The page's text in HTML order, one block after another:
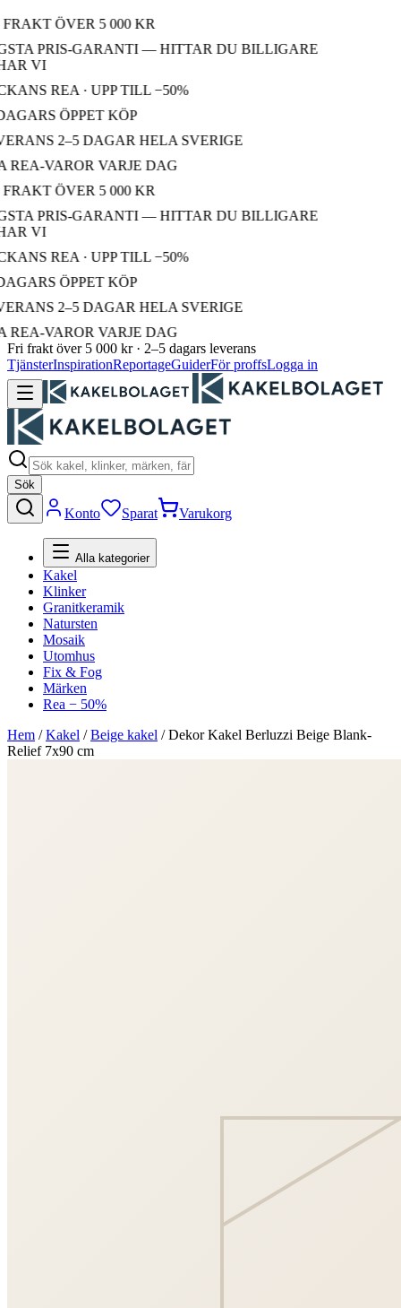
ÖVER 5 000 KR
PRIS-GARANTI — HITTAR DU BILLIGARE
VI
REA · UPP TILL −50%
ÖPPET KÖP
2–5 DAGAR HELA SVERIGE
VAROR VARJE DAG
ÖVER 5 000 KR
PRIS-GARANTI — HITTAR DU BILLIGARE
VI
REA · UPP TILL −50%
ÖPPET KÖP
2–5 DAGAR HELA SVERIGE
VAROR VARJE DAG
Fri frakt över 5 000 kr · 2–5 dagars leverans
TjänsterInspirationReportageGuiderFör proffsLogga in
Sök
Konto Sparat Varukorg
Alla kategorier
Kakel
Klinker
Granitkeramik
Natursten
Mosaik
Utomhus
Fix & Fog
Märken
Rea − 50%
Hem /Kakel /Beige kakel /Dekor Kakel Berluzzi Beige Blank-
Relief 7x90 cm